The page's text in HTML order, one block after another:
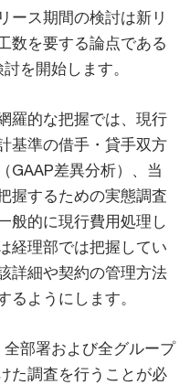
ース期間の検討は新リ
数を要する論点である
を開始します。
羅的な把握では、現行
基準の借手・貸手双方
GAAP差異分析）、当
握するための実態調査
般的に現行費用処理し
経理部では把握してい
詳細や契約の管理方法
るようにします。
部署および全グループ
た調査を行うことが必